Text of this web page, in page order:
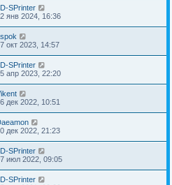
SPrinter
янв 2024, 16:36
окт 2023, 14:57
SPrinter
апр 2023, 22:20
дек 2022, 10:51
дек 2022, 21:23
SPrinter
июл 2022, 09:05
SPrinter